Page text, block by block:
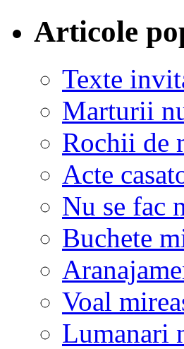
Articole
Texte
Marturii
Rochii de
Acte
Nu se fac
Buchete
Voal
Lumanari